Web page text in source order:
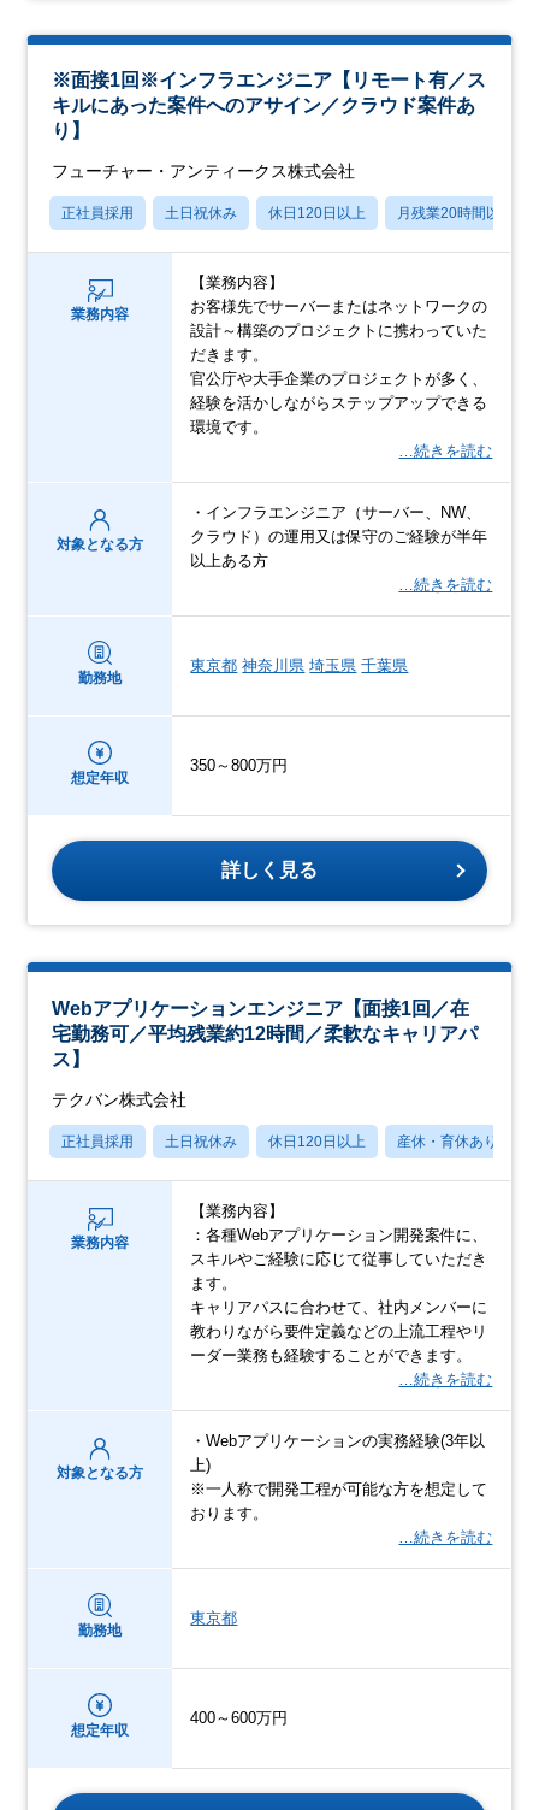
※面接1回※インフラエンジニア【リモート有／ス
キルにあった案件へのアサイン／クラウド案件あ
り】
フューチャー・アンティークス株式会社
正社員採用 土日祝休み 休日120日以上 月残業20時間以内
業務内容
【業務内容】
お客様先でサーバーまたはネットワークの
設計～構築のプロジェクトに携わっていた
だきます。
官公庁や大手企業のプロジェクトが多く、
経験を活かしながらステップアップできる
環境です。
…続きを読む
対象となる方
・インフラエンジニア（サーバー、NW、
クラウド）の運用又は保守のご経験が半年
以上ある方
…続きを読む
勤務地
東京都 神奈川県 埼玉県 千葉県
想定年収
350～800万円
詳しく見る
Webアプリケーションエンジニア【面接1回／在
宅勤務可／平均残業約12時間／柔軟なキャリアパ
ス】
テクバン株式会社
正社員採用 土日祝休み 休日120日以上 産休・育休あり
業務内容
【業務内容】
：各種Webアプリケーション開発案件に、
スキルやご経験に応じて従事していただき
ます。
キャリアパスに合わせて、社内メンバーに
教わりながら要件定義などの上流工程やリ
ーダー業務も経験することができます。
…続きを読む
対象となる方
・Webアプリケーションの実務経験(3年以
上)
※一人称で開発工程が可能な方を想定して
おります。
…続きを読む
勤務地
東京都
想定年収
400～600万円